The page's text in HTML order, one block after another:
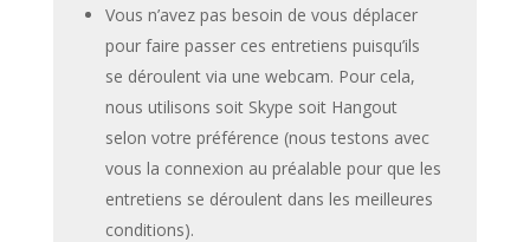
Vous n’avez pas besoin de vous déplacer
pour faire passer ces entretiens puisqu’ils
se déroulent via une webcam. Pour cela,
nous utilisons soit Skype soit Hangout
selon votre préférence (nous testons avec
vous la connexion au préalable pour que les
entretiens se déroulent dans les meilleures
conditions).